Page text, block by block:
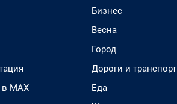
MAX
Бизнес
Весна
Город
Дороги и транспорт
Еда